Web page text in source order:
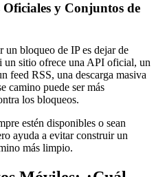
y Conjuntos de
un bloqueo de IP es dejar de
un sitio ofrece una API oficial, un
feed RSS, una descarga masiva
camino puede ser más
los bloqueos.
estén disponibles o sean
ayuda a evitar construir un
más limpio.